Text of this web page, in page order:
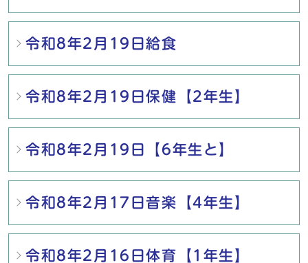
令和8年2月19日給食
令和8年2月19日保健【2年生】
令和8年2月19日【6年生と】
令和8年2月17日音楽【4年生】
令和8年2月16日体育【1年生】